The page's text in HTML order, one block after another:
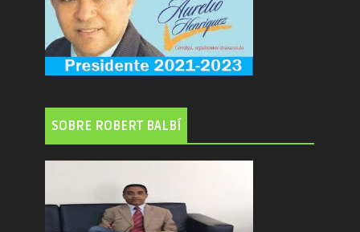
SOBRE ROBERT BALBÍ